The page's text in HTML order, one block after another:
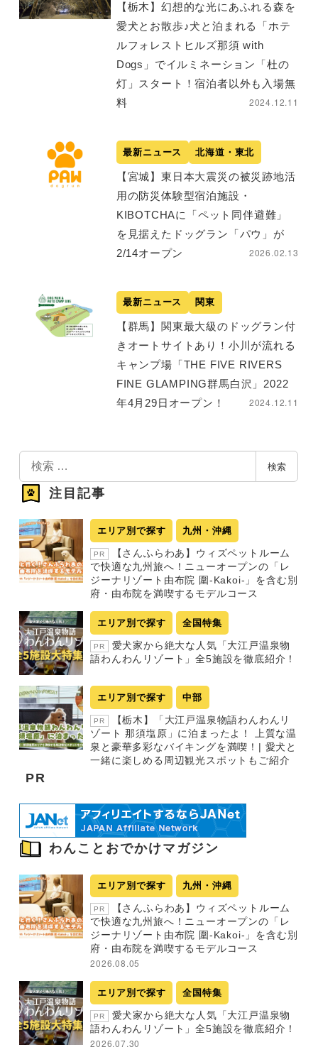
【栃木】幻想的な光にあふれる森を
愛犬とお散歩♪犬と泊まれる「ホテ
ルフォレストヒルズ那須 with
Dogs」でイルミネーション「杜の
灯」スタート！宿泊者以外も入場無
料
2024.12.11
最新ニュース 北海道・東北
【宮城】東日本大震災の被災跡地活
用の防災体験型宿泊施設・
KIBOTCHAに「ペット同伴避難」
を見据えたドッグラン「パウ」が
2/14オープン
2026.02.13
最新ニュース 関東
【群馬】関東最大級のドッグラン付
きオートサイトあり！小川が流れる
キャンプ場「THE FIVE RIVERS
FINE GLAMPING群馬白沢」2022
年4月29日オープン！
2024.12.11
索
検索
注目記事
エリア別で探す 九州・沖縄
PR
【さんふらわあ】ウィズペットルーム
で快適な九州旅へ！ニューオープンの「レ
ジーナリゾート由布院 圍-Kakoi-」を含む別
府・由布院を満喫するモデルコース
エリア別で探す 全国特集
PR
愛犬家から絶大な人気「大江戸温泉物
語わんわんリゾート」全5施設を徹底紹介！
エリア別で探す 中部
PR
【栃木】「大江戸温泉物語わんわんリ
ゾート 那須塩原」に泊まったよ！ 上質な温
泉と豪華多彩なバイキングを満喫！| 愛犬と
一緒に楽しめる周辺観光スポットもご紹介
PR
わんことおでかけマガジン
エリア別で探す 九州・沖縄
PR
【さんふらわあ】ウィズペットルーム
で快適な九州旅へ！ニューオープンの「レ
ジーナリゾート由布院 圍-Kakoi-」を含む別
府・由布院を満喫するモデルコース
2026.08.05
エリア別で探す 全国特集
PR
愛犬家から絶大な人気「大江戸温泉物
語わんわんリゾート」全5施設を徹底紹介！
2026.07.30